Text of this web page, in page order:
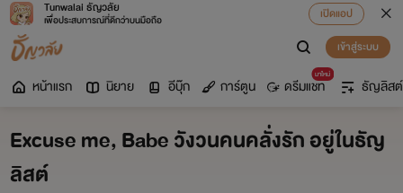
Tunwalai ธัญวลัย
เพื่อประสบการณ์ที่ดีกว่าบนมือถือ
เปิดแอป
เข้าสู่ระบบ
หน้าแรก นิยาย อีบุ๊ก การ์ตูน
มาใหม่
ดรีมแชท ธัญลิสต์
Excuse me, Babe วังวนคนคลั่งรัก อยู่ในธัญ
ลิสต์